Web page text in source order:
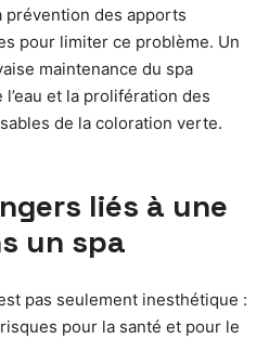
des apports
pour limiter ce problème. Un
maintenance du spa
et la prolifération des
de la coloration verte.
liés à une
un spa
pas seulement inesthétique :
pour la santé et pour le